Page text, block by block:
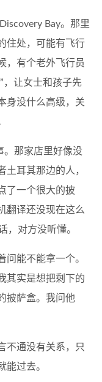
Bay。那里
住处，可能有飞行
，有个老外飞行员
，让女士和孩子先
身没什么高级，关
。那家店里好像没
土耳其那边的人，
了一个很大的披
翻译还没现在这么
，对方没听懂。
问能不能拿一个。
其实是想把剩下的
披萨盒。我问他
不通没有关系，只
能过去。